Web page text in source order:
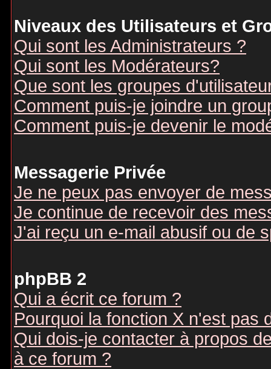
Niveaux des Utilisateurs et
Qui sont les Administrateurs ?
Qui sont les Modérateurs?
Que sont les groupes
Comment puis-je joindre un
Comment puis-je devenir le
Messagerie Privée
Je ne peux pas envoyer de
Je continue de recevoir des
J'ai reçu un e-mail abusif ou de
phpBB 2
Qui a écrit ce forum ?
Pourquoi la fonction X n'est pas
Qui dois-je contacter à propos
à ce forum ?